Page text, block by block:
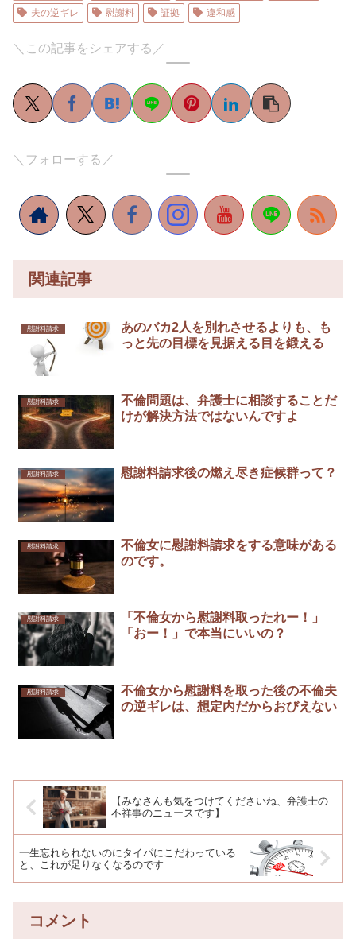
夫の逆ギレ
慰謝料 証拠 違和感
＼この記事をシェアする／
＼フォローする／
関連記事
慰謝料請求
あのバカ2人を別れさせるよりも、も
っと先の目標を見据える目を鍛える
慰謝料請求
不倫問題は、弁護士に相談することだ
けが解決方法ではないんですよ
慰謝料請求 慰謝料請求後の燃え尽き症候群って？
慰謝料請求
不倫女に慰謝料請求をする意味がある
のです。
慰謝料請求
「不倫女から慰謝料取ったれー！」
「おー！」で本当にいいの？
慰謝料請求
不倫女から慰謝料を取った後の不倫夫
の逆ギレは、想定内だからおびえない￼
【みなさんも気をつけてくださいね、弁護士の
不祥事のニュースです】
一生忘れられないのにタイパにこだわっている
と、これが足りなくなるのです
コメント